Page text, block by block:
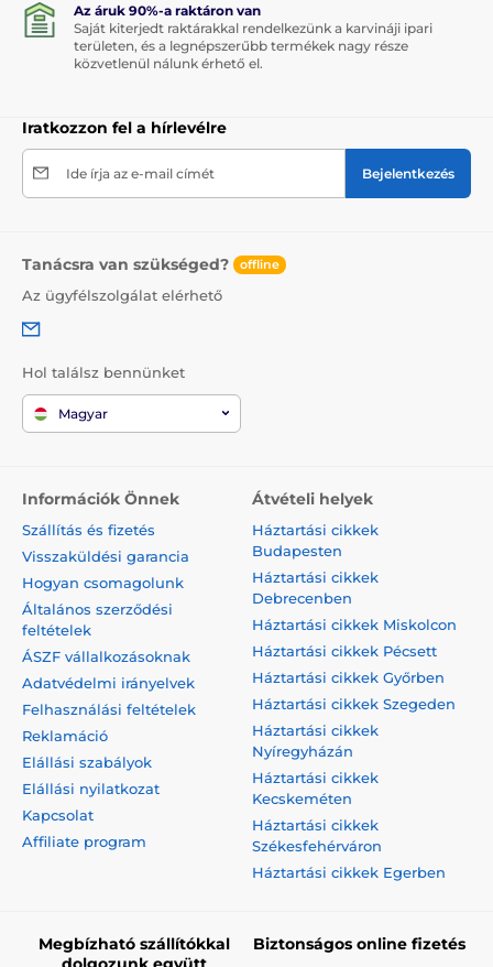
Az áruk 90%-a raktáron van
Saját kiterjedt raktárakkal rendelkezünk a karvináji ipari
területen, és a legnépszerűbb termékek nagy része
közvetlenül nálunk érhető el.
Iratkozzon fel a hírlevélre
Ide írja az e-mail címét Bejelentkezés
Tanácsra van szükséged? offline
Az ügyfélszolgálat elérhető
Hol találsz bennünket
Magyar
Információk Önnek
Szállítás és fizetés
Visszaküldési garancia
Hogyan csomagolunk
Általános szerződési
feltételek
ÁSZF vállalkozásoknak
Adatvédelmi irányelvek
Felhasználási feltételek
Reklamáció
Elállási szabályok
Elállási nyilatkozat
Kapcsolat
Affiliate program
Átvételi helyek
Háztartási cikkek
Budapesten
Háztartási cikkek
Debrecenben
Háztartási cikkek Miskolcon
Háztartási cikkek Pécsett
Háztartási cikkek Győrben
Háztartási cikkek Szegeden
Háztartási cikkek
Nyíregyházán
Háztartási cikkek
Kecskeméten
Háztartási cikkek
Székesfehérváron
Háztartási cikkek Egerben
Megbízható szállítókkal
Biztonságos online fizetés